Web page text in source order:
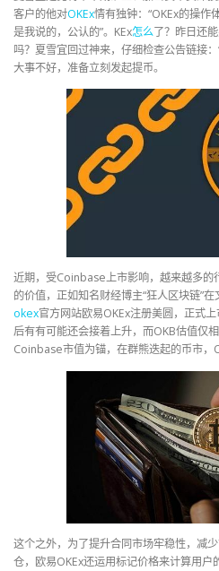
客户的他对OKEx情有独钟：“OKEx的操作
是我说的，公认的”。KEx怎么了？昨日还
吗？夏雪宜回过神来，仔细检查公告链接
大事不好，准备立刻发起提币。
近期，受Coinbase上市影响，越来越多的
的价值，正如知名财经博主“狂人区块链”
okex官方网站欧易OKEx注册美圆，正式
后有有可能还会接着上升，而OKB估值仅
Coinbase市值为锚，在群熊迭起的币市，
这个之外，为了提升合同市场牢稳性，减
仓，欧易OKEx还运用标记价格来计算用